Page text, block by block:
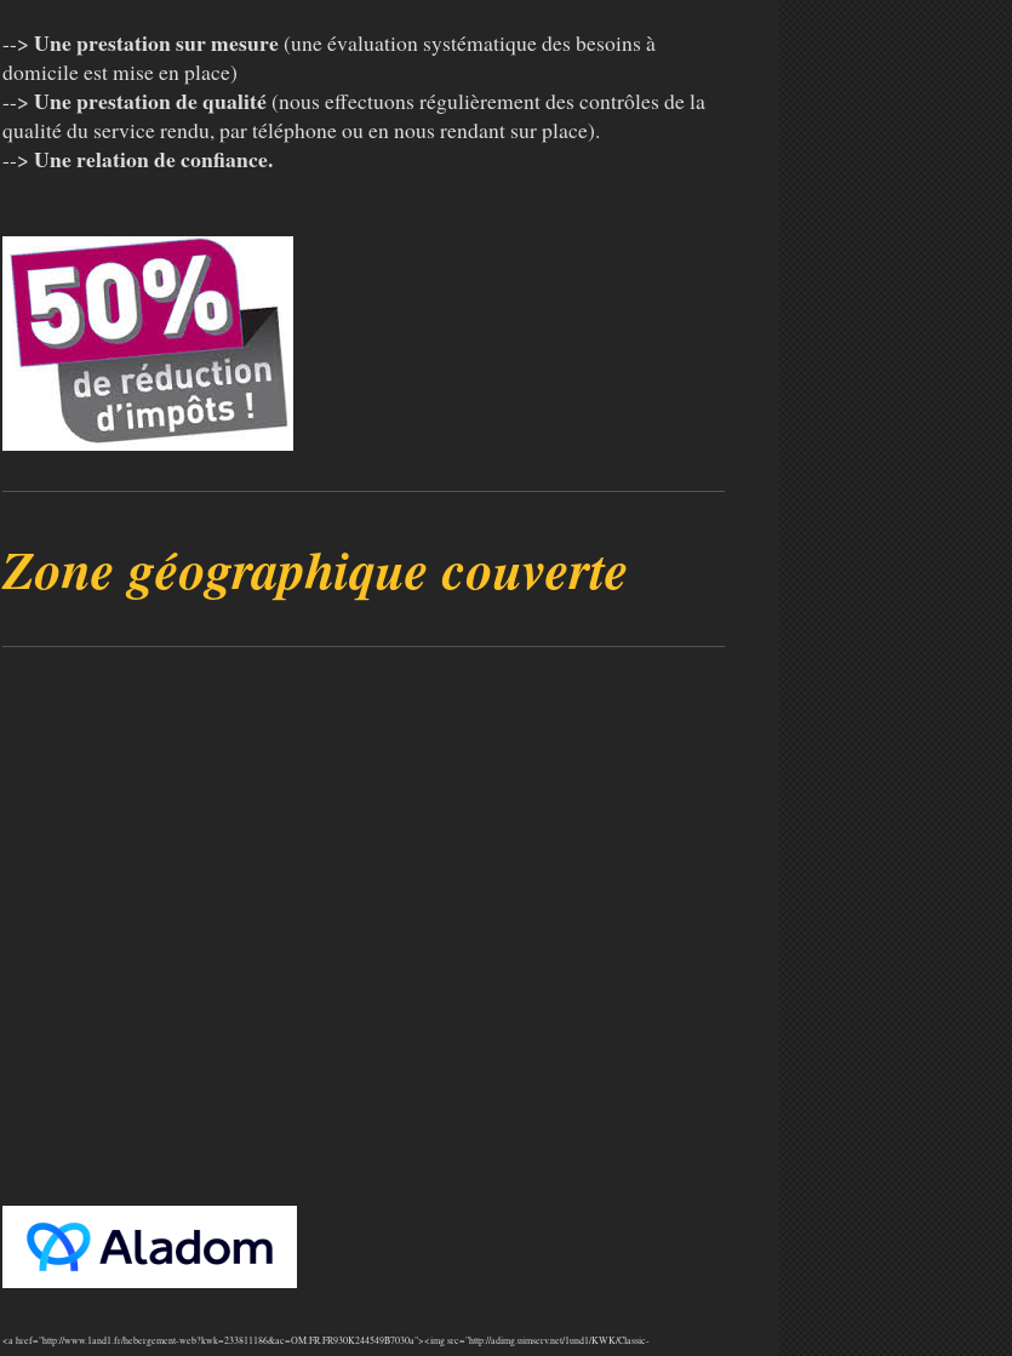
--> Une prestation sur mesure(une évaluation systématique des besoins à
domicile est mise en place)
--> Une prestation de qualité(nous effectuons régulièrement des contrôles de la
qualité du service rendu, par téléphone ou en nous rendant sur place).
--> Une relation de confiance.
Zone géographique couverte
<a href="http://www.1and1.fr/hebergement-web?kwk=233811186&ac=OM.FR.FR930K244549B7030a"><img src="http://adimg.uimserv.net/1und1/KWK/Classic-